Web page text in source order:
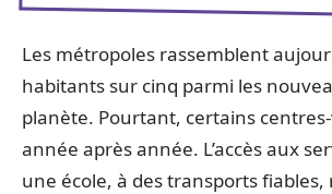
Les métropoles rassemblent
habitants sur cinq parmi les
planète. Pourtant, certains
année après année. L’accès aux
une école, à des transports